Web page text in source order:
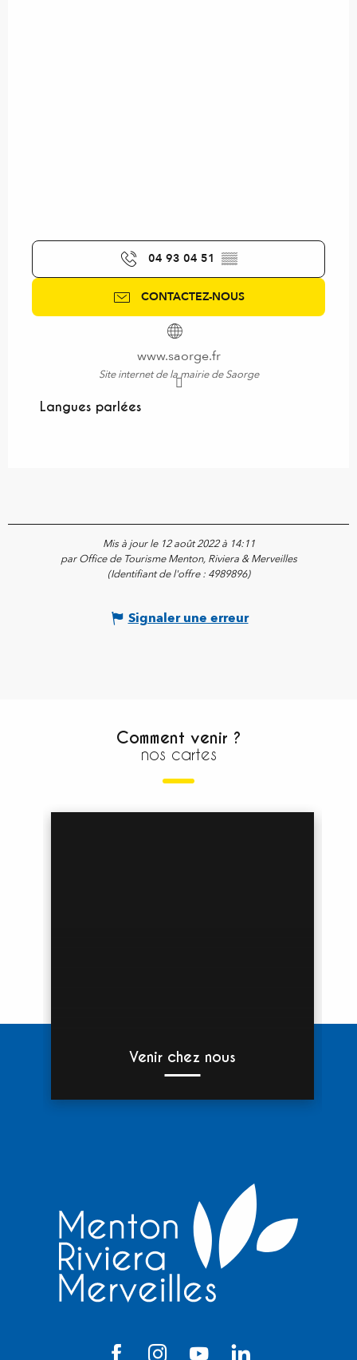
04 93 04 51 ▒▒
CONTACTEZ-NOUS
www.saorge.fr
Site internet de la mairie de Saorge
Langues parlées
Langues parlées
Mis à jour le 12 août 2022 à 14:11
par Office de Tourisme Menton, Riviera & Merveilles
(Identifiant de l'offre : 4989896)
Signaler une erreur
Comment venir ?
nos cartes
Venir chez nous